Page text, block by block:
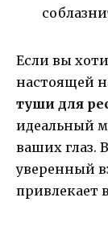
Если вы
настоящей
туши для
идеальный
ваших глаз.
уверенный
привлекает